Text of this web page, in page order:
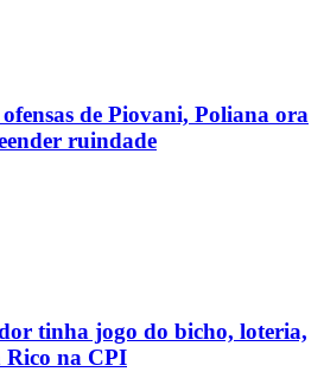
de Piovani, Poliana ora
ruindade
tinha jogo do bicho, loteria,
Rico na CPI